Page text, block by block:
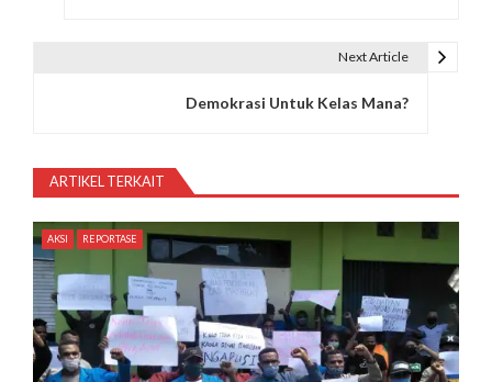
a
s
i
p
o
s
Next Article
Demokrasi Untuk Kelas Mana?
ARTIKEL TERKAIT
AKSI REPORTASE